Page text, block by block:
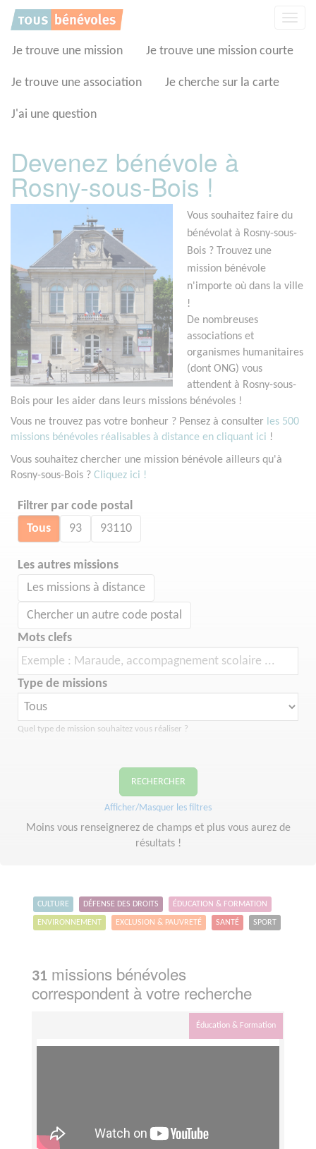
Je trouve une mission Je trouve une mission courte
Je trouve une association Je cherche sur la carte
J'ai une question
Devenez bénévole à
Rosny-sous-Bois !
Vous souhaitez faire du
bénévolat à Rosny-sous-
Bois ? Trouvez une
mission bénévole
n'importe où dans la ville
!
De nombreuses
associations et
organismes humanitaires
(dont ONG) vous
attendent à Rosny-sous-
Bois pour les aider dans leurs missions bénévoles !
Vous ne trouvez pas votre bonheur ? Pensez à consulter les 500
missions bénévoles réalisables à distance en cliquant ici !
Vous souhaitez chercher une mission bénévole ailleurs qu'à
Rosny-sous-Bois ? Cliquez ici !
Filtrer par code postal
Tous 93 93110
Les autres missions
Les missions à distance
Chercher un autre code postal
Mots clefs
Type de missions
Quel type de mission souhaitez vous réaliser ?
RECHERCHER
Afficher/Masquer les filtres
Moins vous renseignerez de champs et plus vous aurez de
résultats !
CULTURE DÉFENSE DES DROITS ÉDUCATION & FORMATION
ENVIRONNEMENT EXCLUSION & PAUVRETÉ SANTÉ SPORT
31 missions bénévoles
correspondent à votre recherche
Éducation & Formation
Panneau de gestion des cookies